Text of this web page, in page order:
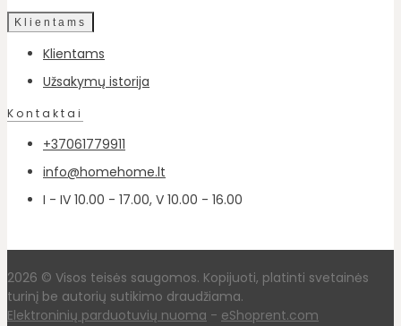
Klientams
Klientams
Užsakymų istorija
Kontaktai
+37061779911
info@homehome.lt
I - IV 10.00 - 17.00, V 10.00 - 16.00
2026 © Visos teisės saugomos. Kopijuoti, platinti svetainės
turinį be autorių sutikimo draudžiama.
Elektroninių parduotuvių nuoma - eShoprent.com